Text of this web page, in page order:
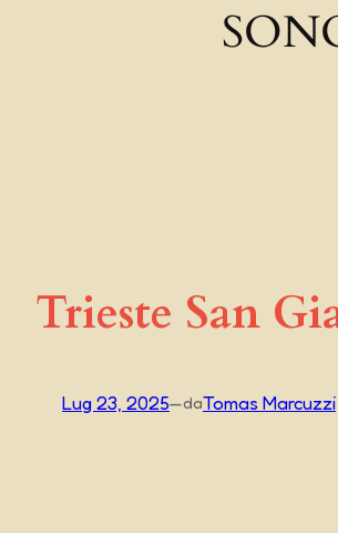
Trieste San
Lug 23, 2025—daTomas Marcuzzi